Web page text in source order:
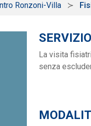
Ronzoni-Villa
SERVIZIO
La visita
senza